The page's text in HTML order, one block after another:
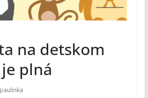
na detskom
plná
paulinka